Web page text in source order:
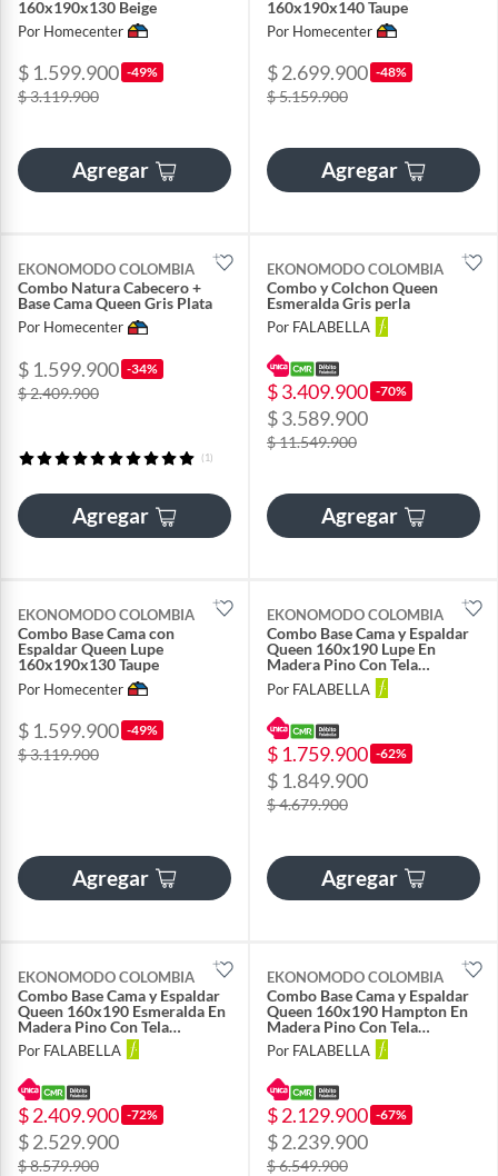
160x190x130 Beige
Por Homecenter
$ 1.599.900 -49%
$ 3.119.900
Agregar
160x190x140 Taupe
Por Homecenter
$ 2.699.900 -48%
$ 5.159.900
Agregar
EKONOMODO COLOMBIA
Combo Natura Cabecero +
Base Cama Queen Gris Plata
Por Homecenter
$ 1.599.900 -34%
$ 2.409.900
(1)
Agregar
EKONOMODO COLOMBIA
Combo y Colchon Queen
Esmeralda Gris perla
Por FALABELLA
$ 3.409.900 -70%
$ 3.589.900
$ 11.549.900
Agregar
EKONOMODO COLOMBIA
Combo Base Cama con
Espaldar Queen Lupe
160x190x130 Taupe
Por Homecenter
$ 1.599.900 -49%
$ 3.119.900
Agregar
EKONOMODO COLOMBIA
Combo Base Cama y Espaldar
Queen 160x190 Lupe En
Madera Pino Con Tela
Premium Beige
Por FALABELLA
$ 1.759.900 -62%
$ 1.849.900
$ 4.679.900
Agregar
EKONOMODO COLOMBIA
Combo Base Cama y Espaldar
Queen 160x190 Esmeralda En
Madera Pino Con Tela
Premium Beige
Por FALABELLA
$ 2.409.900 -72%
$ 2.529.900
$ 8.579.900
EKONOMODO COLOMBIA
Combo Base Cama y Espaldar
Queen 160x190 Hampton En
Madera Pino Con Tela
Premium Beige
Por FALABELLA
$ 2.129.900 -67%
$ 2.239.900
$ 6.549.900